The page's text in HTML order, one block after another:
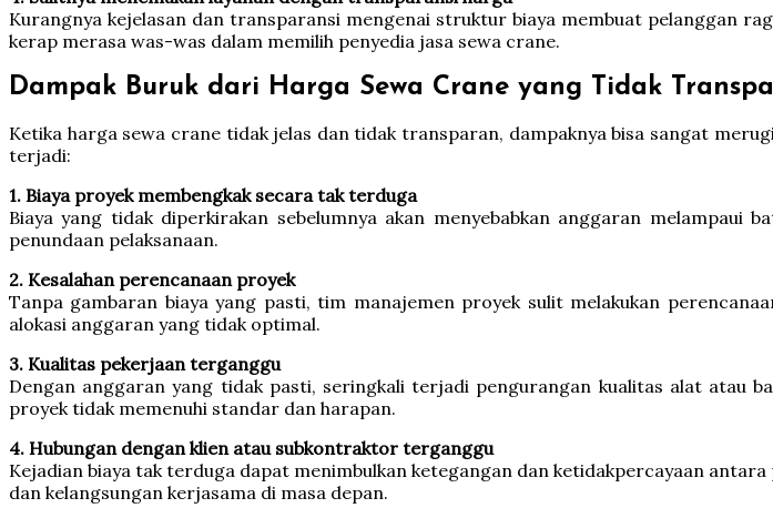
Kurangnya kejelasan dan transparansi mengenai struktur biaya membuat pelanggan
kerap merasa was-was dalam memilih penyedia jasa sewa crane.
Dampak Buruk dari Harga Sewa Crane yang Tidak
Ketika harga sewa crane tidak jelas dan tidak transparan, dampaknya bisa sangat
terjadi:
1. Biaya proyek membengkak secara tak terduga
Biaya yang tidak diperkirakan sebelumnya akan menyebabkan anggaran melampaui
penundaan pelaksanaan.
2. Kesalahan perencanaan proyek
Tanpa gambaran biaya yang pasti, tim manajemen proyek sulit melakukan
alokasi anggaran yang tidak optimal.
3. Kualitas pekerjaan terganggu
Dengan anggaran yang tidak pasti, seringkali terjadi pengurangan kualitas alat atau
proyek tidak memenuhi standar dan harapan.
4. Hubungan dengan klien atau subkontraktor terganggu
Kejadian biaya tak terduga dapat menimbulkan ketegangan dan ketidakpercayaan
dan kelangsungan kerjasama di masa depan.